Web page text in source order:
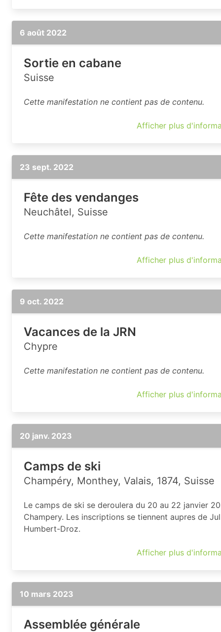
6 août 2022
Sortie en cabane
Suisse
Cette manifestation ne contient pas de contenu.
Afficher plus
23 sept. 2022
Fête des vendanges
Neuchâtel, Suisse
Cette manifestation ne contient pas de contenu.
Afficher plus
9 oct. 2022
Vacances de la JRN
Chypre
Cette manifestation ne contient pas de contenu.
Afficher plus
20 janv. 2023
Camps de ski
Champéry, Monthey, Valais, 1874, Suisse
Le camps de ski se deroulera du 20 au 22 janvier
Champery. Les inscriptions se tiennent aupres de
Humbert-Droz.
Afficher plus
10 mars 2023
Assemblée générale